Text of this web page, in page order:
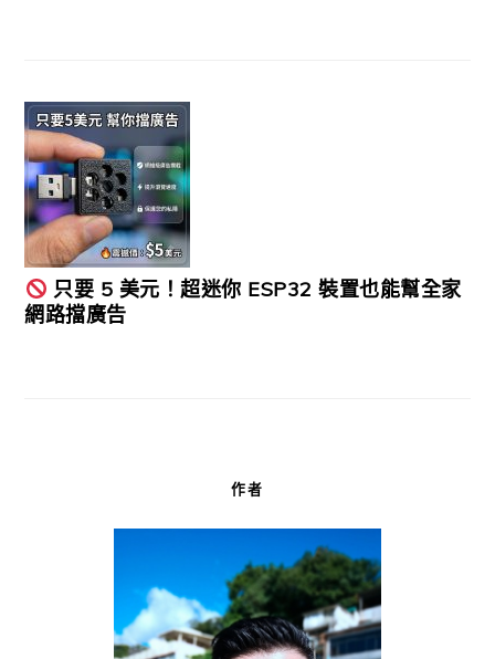
只要 5 美元！超迷你 ESP32 裝置也能幫全家
網路擋廣告
作者